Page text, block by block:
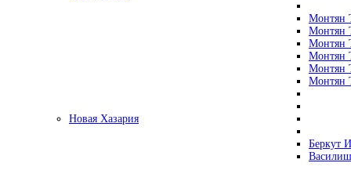
Монтян
Монтян
Монтян
Монтян
Монтян
Монтян
Новая Хазария
Беркут